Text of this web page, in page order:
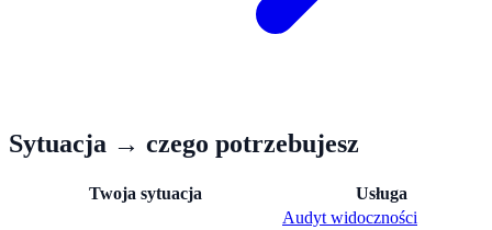
Sytuacja → czego potrzebujesz
Twoja sytuacja Usługa
Audyt widoczności